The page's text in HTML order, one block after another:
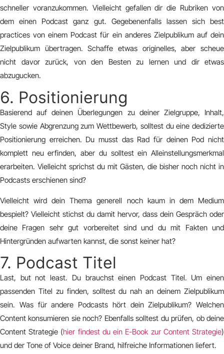
schneller voranzukommen. Vielleicht gefallen dir die Rubriken von
dem einen Podcast ganz gut. Gegebenenfalls lassen sich best
practices von einem Podcast für ein anderes Zielpublikum auf dein
Zielpublikum übertragen. Schaffe etwas originelles, aber scheue
nicht davor zurück, von den Besten zu lernen und dir etwas
abzugucken.
6. Positionierung
Basierend auf deinen Überlegungen zu deiner Zielgruppe, Inhalt,
Style sowie Abgrenzung zum Wettbewerb, solltest du eine dedizierte
Positionierung erreichen. Du musst das Rad für deinen Pod nicht
komplett neu erfinden, aber du solltest ein Alleinstellungsmerkmal
erarbeiten. Vielleicht sprichst du mit Gästen, die bisher noch nicht in
Podcasts erschienen sind?
Vielleicht wird dein Thema generell noch kaum in dem Medium
bespielt? Vielleicht stichst du damit hervor, dass dein Gespräch oder
deine Fragen sehr gut vorbereitet sind und du mit Fakten und
Hintergründen aufwarten kannst, die sonst keiner hat?
7. Podcast Titel
Last, but not least. Du brauchst einen Podcast Titel. Um einen
passenden Titel zu finden, solltest du nah an deinem Zielpublikum
sein. Was für andere Podcasts hört dein Zielpublikum? Welchen
Content konsumieren sie noch? Ebenfalls solltest du prüfen, ob deine
Content Strategie (hier findest du ein E-Book zur Content Strategie)
und der Tone of Voice deiner Brand, hilfreiche Informationen liefert.